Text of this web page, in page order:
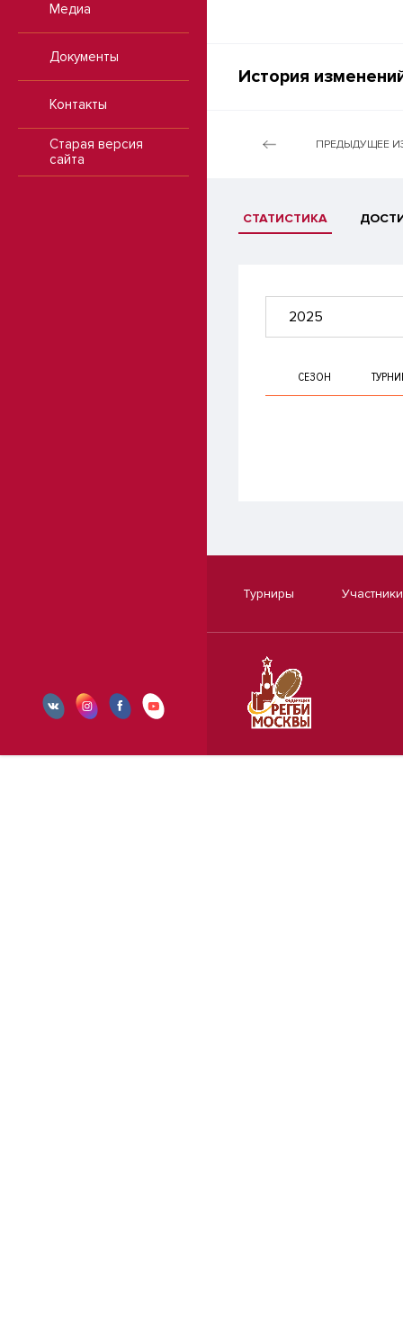
Медиа
Документы
Контакты
Старая версия
сайта
История
ПРЕДЫДУЩЕЕ
СТАТИСТИКА
2025
СЕЗОН
Турниры Участники